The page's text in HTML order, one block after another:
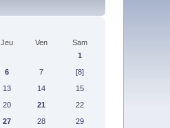
Jeu Ven
Sam
1
6 7
[8]
13 14
15
20 21
22
27 28
29